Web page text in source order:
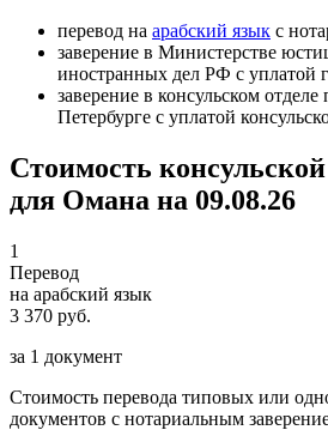
перевод на арабский язык с
заверение в Министерстве
иностранных дел РФ с уплатой
заверение в консульском
Петербурге с уплатой
Стоимость
для Омана на 09.08.26
1
Перевод
на арабский язык
3 370 руб.
за 1 документ
Стоимость перевода типовых или
документов с нотариальным